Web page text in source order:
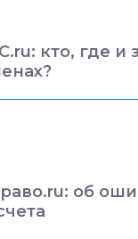
кто, где и
об